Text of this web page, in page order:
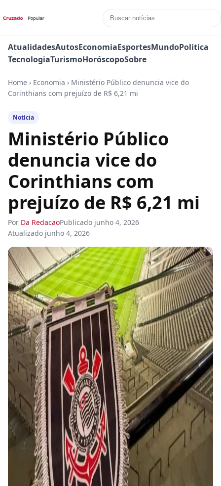
AtualidadesAutosEconomiaEsportesMundoPolitica
TecnologiaTurismoHoróscopoSobre
Home › Economia › Ministério Público denuncia vice do
Corinthians com prejuízo de R$ 6,21 mi
Notícia
Ministério Público
denuncia vice do
Corinthians com
prejuízo de R$ 6,21 mi
Por Da RedacaoPublicado junho 4, 2026
Atualizado junho 4, 2026